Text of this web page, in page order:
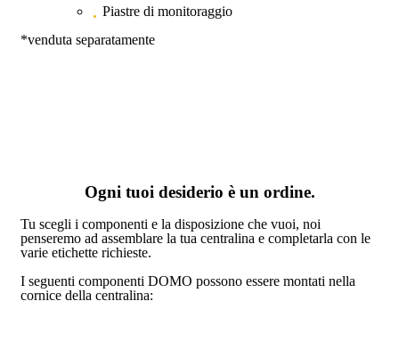
Piastre di monitoraggio
*venduta separatamente
Ogni tuoi desiderio è un ordine.
Tu scegli i componenti e la disposizione che vuoi, noi
penseremo ad assemblare la tua centralina e completarla con le
varie etichette richieste.
I seguenti componenti DOMO possono essere montati nella
cornice della centralina: